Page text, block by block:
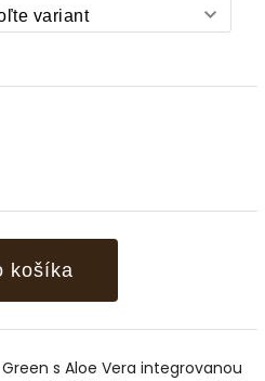
košíka
s Aloe Vera integrovanou